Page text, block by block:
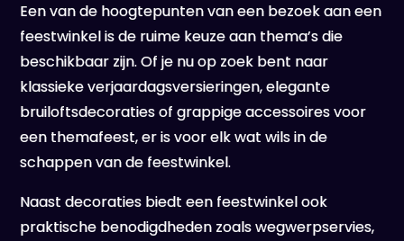
Een van de hoogtepunten van een bezoek aan een
feestwinkel is de ruime keuze aan thema’s die
beschikbaar zijn. Of je nu op zoek bent naar
klassieke verjaardagsversieringen, elegante
bruiloftsdecoraties of grappige accessoires voor
een themafeest, er is voor elk wat wils in de
schappen van de feestwinkel.
Naast decoraties biedt een feestwinkel ook
praktische benodigdheden zoals wegwerpservies,